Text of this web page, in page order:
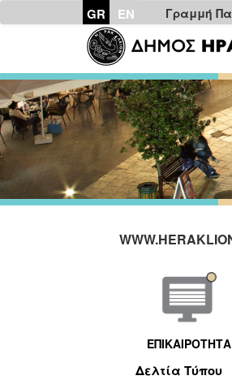
GR EN Γραμμή
ΕΠΙΚΑΙΡΟΤΗΤΑ
Δελτία Τύπου